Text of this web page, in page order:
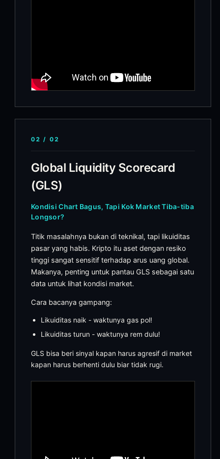
02 / 02
Global Liquidity Scorecard
(GLS)
Kondisi Chart Bagus, Tapi Kok Market Tiba-tiba
Longsor?
Titik masalahnya bukan di teknikal, tapi likuiditas
pasar yang habis. Kripto itu aset dengan resiko
tinggi sangat sensitif terhadap arus uang global.
Makanya, penting untuk pantau GLS sebagai satu
data untuk lihat kondisi market.
Cara bacanya gampang:
Likuiditas naik - waktunya gas pol!
Likuiditas turun - waktunya rem dulu!
GLS bisa beri sinyal kapan harus agresif di market
kapan harus berhenti dulu biar tidak rugi.